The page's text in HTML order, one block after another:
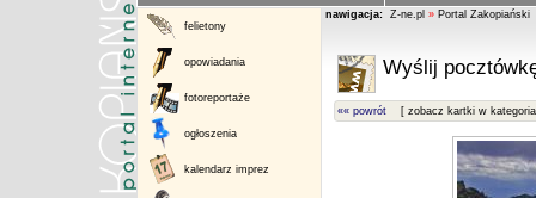
felietony
opowiadania
fotoreportaże
ogłoszenia
kalendarz imprez
nawigacja: Z-ne.pl » Portal Zakopiański
Wyślij
«« powrót [ zobacz kartki w